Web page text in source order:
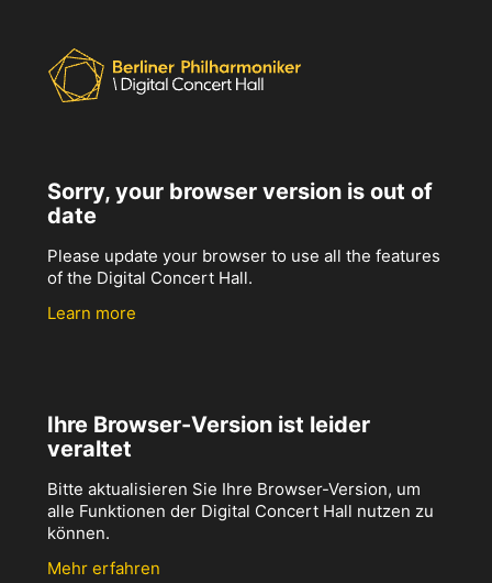
Sorry, your browser version is out of
date
Please update your browser to use all the features
of the Digital Concert Hall.
Learn more
Ihre Browser-Version ist leider
veraltet
Bitte aktualisieren Sie Ihre Browser-Version, um
alle Funktionen der Digital Concert Hall nutzen zu
können.
Mehr erfahren